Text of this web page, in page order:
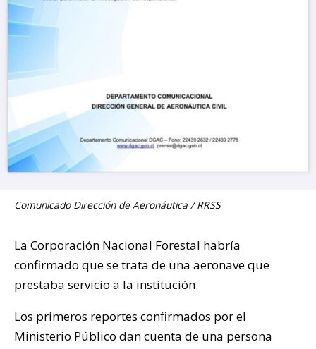
Comunicado Dirección de Aeronáutica / RRSS
La Corporación Nacional Forestal habría
confirmado que se trata de una aeronave que
prestaba servicio a la institución.
Los primeros reportes confirmados por el
Ministerio Público dan cuenta de una persona